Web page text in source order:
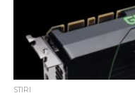
STIRI